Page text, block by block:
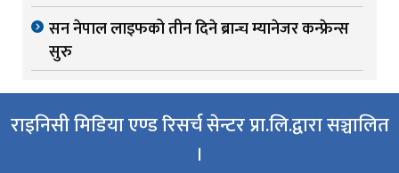
सन नेपाल लाइफको तीन दिने ब्रान्च म्यानेजर कन्फ्रेन्स
सुरु
राइनिसी मिडिया एण्ड रिसर्च सेन्टर प्रा.लि.द्वारा सञ्चालित
।